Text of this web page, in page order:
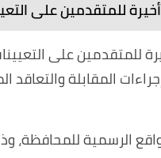
للمتقدمين على
للمتقدمين على
المقابلة
الرسمية للمحافظة،